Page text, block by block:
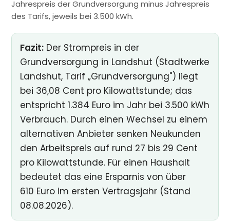
Jahrespreis der Grundversorgung minus Jahrespreis
des Tarifs, jeweils bei 3.500 kWh.
Fazit: Der Strompreis in der
Grundversorgung in Landshut (Stadtwerke
Landshut, Tarif „Grundversorgung") liegt
bei 36,08 Cent pro Kilowattstunde; das
entspricht 1.384 Euro im Jahr bei 3.500 kWh
Verbrauch. Durch einen Wechsel zu einem
alternativen Anbieter senken Neukunden
den Arbeitspreis auf rund 27 bis 29 Cent
pro Kilowattstunde. Für einen Haushalt
bedeutet das eine Ersparnis von über
610 Euro im ersten Vertragsjahr (Stand
08.08.2026).